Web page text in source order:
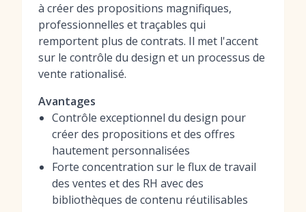
à créer des propositions magnifiques,
professionnelles et traçables qui
remportent plus de contrats. Il met l'accent
sur le contrôle du design et un processus de
vente rationalisé.
Avantages
Contrôle exceptionnel du design pour
créer des propositions et des offres
hautement personnalisées
Forte concentration sur le flux de travail
des ventes et des RH avec des
bibliothèques de contenu réutilisables